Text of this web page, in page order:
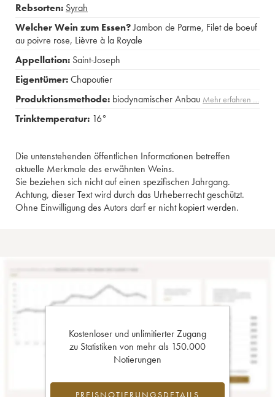
Rebsorten: Syrah
Welcher Wein zum Essen?Jambon de Parme, Filet de boeuf
au poivre rose, Lièvre à la Royale
Appellation: Saint-Joseph
Eigentümer:Chapoutier
Produktionsmethode: biodynamischer Anbau Mehr erfahren …
Trinktemperatur: 16°
Die untenstehenden öffentlichen Informationen betreffen
aktuelle Merkmale des erwähnten Weins.
Sie beziehen sich nicht auf einen spezifischen Jahrgang.
Achtung, dieser Text wird durch das Urheberrecht geschützt.
Ohne Einwilligung des Autors darf er nicht kopiert werden.
Kostenloser und unlimitierter Zugang
zu Statistiken von mehr als 150.000
Notierungen
PREISNOTIERUNGSDETAILS